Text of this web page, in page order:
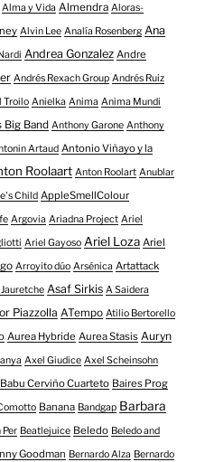
Alma y Vida Almendra Aloras-
Alvin Lee Analía Rosenberg Ana
Andrea Gonzalez Andre
Andrés Rexach Group Andrés Ruiz
Troilo Anielka Anima Anima Mundi
Big Band Anthony Garone Anthony
Artaud Antonio Viñayo y la
Roolaart Anton Roolart Anublar
Child AppleSmellColour
Argovia Ariadna Project Ariel
Ariel Gayoso Ariel Loza Ariel
Arroyito dúo Arsénica Artattack
Asaf Sirkis A Saidera
Piazzolla ATempo Atilio Bertorello
Aurea Hybride Aurea Stasis Auryn
Axel Giudice Axel Scheinsohn
Babu Cerviño Cuarteto Baires Prog
Banana Bandgap Barbara
Per Beatlejuice Beledo Beledo and
Goodman Bernardo Alza Bernardo